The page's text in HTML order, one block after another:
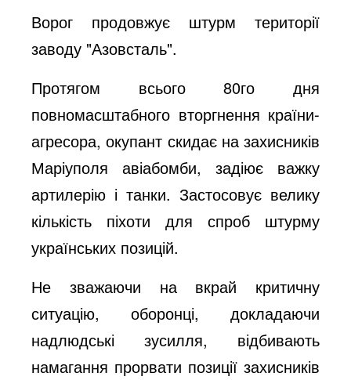
Ворог продовжує штурм території
заводу "Азовсталь".
Протягом всього 80го дня
повномасштабного вторгнення країни-
агресора, окупант скидає на захисників
Маріуполя авіабомби, задіює важку
артилерію і танки. Застосовує велику
кількість піхоти для спроб штурму
українських позицій.
Не зважаючи на вкрай критичну
ситуацію, оборонці, докладаючи
надлюдські зусилля, відбивають
намагання прорвати позиції захисників